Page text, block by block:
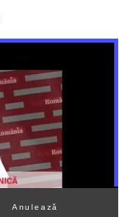
Anulează